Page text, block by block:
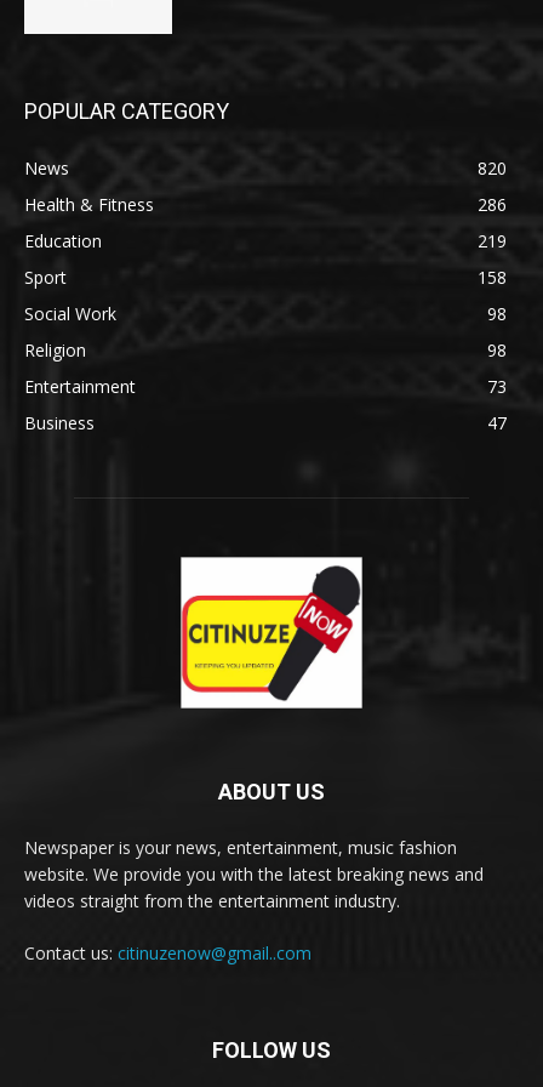
POPULAR CATEGORY
News
820
Health & Fitness
286
Education
219
Sport
158
Social Work
98
Religion
98
Entertainment
73
Business
47
ABOUT US
Newspaper is your news, entertainment, music fashion
website. We provide you with the latest breaking news and
videos straight from the entertainment industry.
Contact us: citinuzenow@gmail..com
FOLLOW US